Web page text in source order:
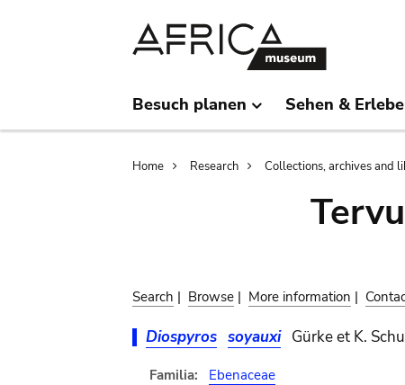
Besuch planen Sehen &
Breadcrumb
Home Research Collections, archives and
Search | Browse | More information |
Diospyros soyauxi Gürke et K.
Familia:
Ebenaceae